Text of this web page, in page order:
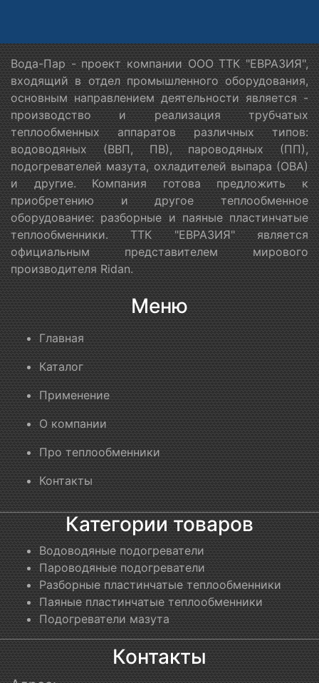
Вода-Пар - проект компании ООО ТТК "ЕВРАЗИЯ",
входящий в отдел промышленного оборудования,
основным направлением деятельности является -
производство и реализация трубчатых
теплообменных аппаратов различных типов:
водоводяных (ВВП, ПВ), пароводяных (ПП),
подогревателей мазута, охладителей выпара (ОВА)
и другие. Компания готова предложить к
приобретению и другое теплообменное
оборудование: разборные и паяные пластинчатые
теплообменники. ТТК "ЕВРАЗИЯ" является
официальным представителем мирового
производителя Ridan.
Меню
Главная
Каталог
Применение
О компании
Про теплообменники
Контакты
Категории товаров
Водоводяные подогреватели
Пароводяные подогреватели
Разборные пластинчатые теплообменники
Паяные пластинчатые теплообменники
Подогреватели мазута
Контакты